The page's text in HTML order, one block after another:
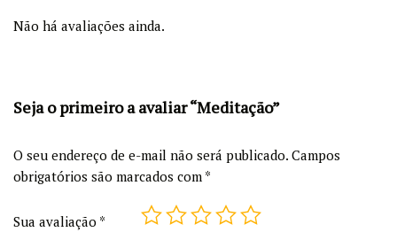
Não há avaliações ainda.
Seja o primeiro a avaliar “Meditação”
O seu endereço de e-mail não será publicado. Campos
obrigatórios são marcados com *
Sua avaliação *